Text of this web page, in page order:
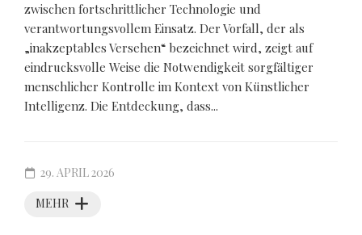
zwischen fortschrittlicher Technologie und
verantwortungsvollem Einsatz. Der Vorfall, der als
„inakzeptables Versehen“ bezeichnet wird, zeigt auf
eindrucksvolle Weise die Notwendigkeit sorgfältiger
menschlicher Kontrolle im Kontext von Künstlicher
Intelligenz. Die Entdeckung, dass...
MEHR
29. APRIL 2026